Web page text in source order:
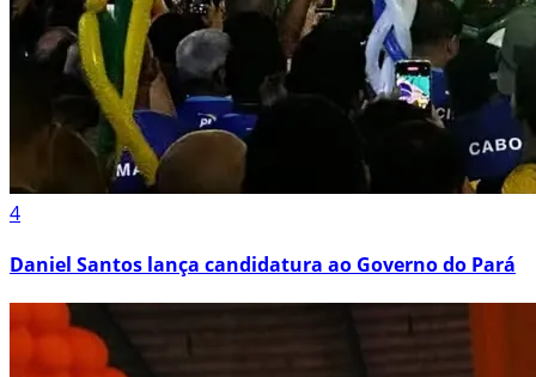
4
Daniel Santos lança candidatura ao Governo do Pará